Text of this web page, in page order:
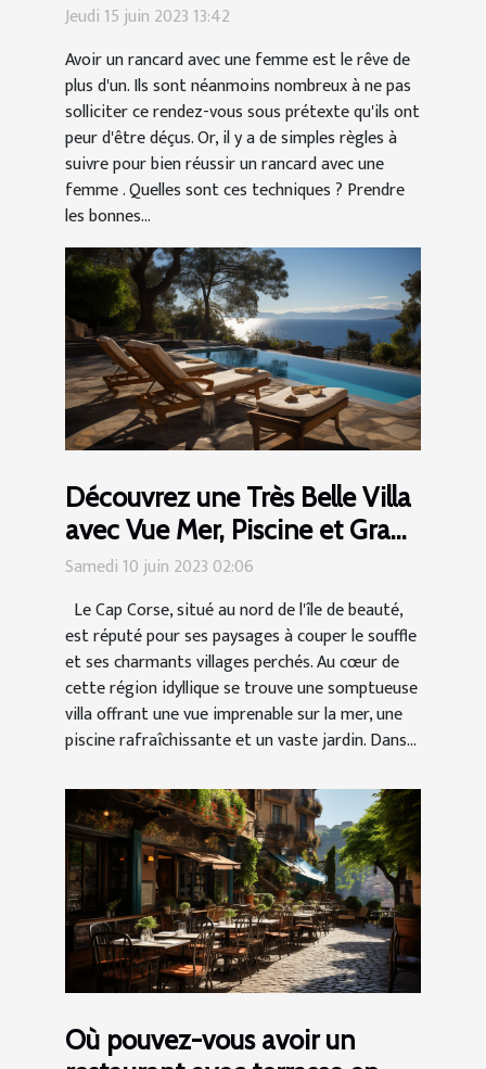
Jeudi 15 juin 2023 13:42
Avoir un rancard avec une femme est le rêve de
plus d'un. Ils sont néanmoins nombreux à ne pas
solliciter ce rendez-vous sous prétexte qu'ils ont
peur d'être déçus. Or, il y a de simples règles à
suivre pour bien réussir un rancard avec une
femme . Quelles sont ces techniques ? Prendre
les bonnes...
Découvrez une Très Belle Villa
avec Vue Mer, Piscine et Grand
Jardin dans le Cap Corse
Samedi 10 juin 2023 02:06
Le Cap Corse, situé au nord de l'île de beauté,
est réputé pour ses paysages à couper le souffle
et ses charmants villages perchés. Au cœur de
cette région idyllique se trouve une somptueuse
villa offrant une vue imprenable sur la mer, une
piscine rafraîchissante et un vaste jardin. Dans...
Où pouvez-vous avoir un